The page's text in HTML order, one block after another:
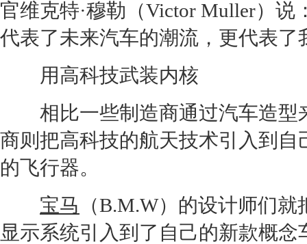
官维克特·穆勒（Victor Muller）
代表了未来汽车的潮流，更代表
用高科技武装内核
相比一些制造商通过汽车造型
商则把高科技的航天技术引入到
的飞行器。
宝马 （B.M.W）的设计师们
显示系统引入到了自己的新款概念